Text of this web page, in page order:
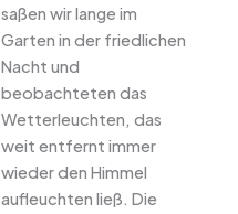
saßen wir lange im
Garten in der friedlichen
Nacht und
beobachteten das
Wetterleuchten, das
weit entfernt immer
wieder den Himmel
aufleuchten ließ. Die